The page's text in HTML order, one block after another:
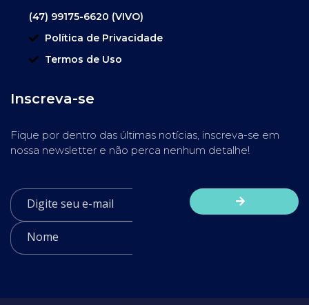
(47) 99175-6620 (VIVO)
Política de Privacidade
Termos de Uso
Inscreva-se
Fique por dentro das últimas notícias, inscreva-se em
nossa newsletter e não perca nenhum detalhe!